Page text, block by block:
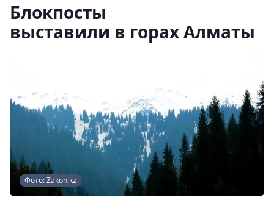
Блокпосты
выставили в горах Алматы
Фото: Zakon.kz